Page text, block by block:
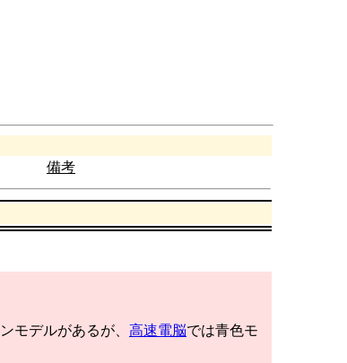
備考
モデルがあるが、 高速電脳では青色モ